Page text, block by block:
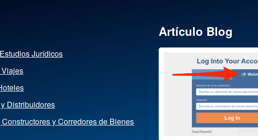
Jurídicos
Distribuidores
y Corredores de Bienes
Artículo Blog